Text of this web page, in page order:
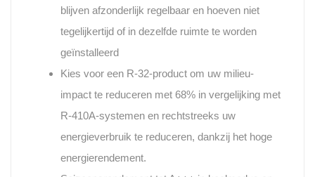
blijven afzonderlijk regelbaar en hoeven niet
tegelijkertijd of in dezelfde ruimte te worden
geïnstalleerd
Kies voor een R-32-product om uw milieu-
impact te reduceren met 68% in vergelijking met
R-410A-systemen en rechtstreeks uw
energieverbruik te reduceren, dankzij het hoge
energierendement.